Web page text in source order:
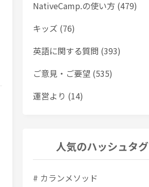
NativeCamp.の使い方 (479)
キッズ (76)
英語に関する質問 (393)
ご意見・ご要望 (535)
運営より (14)
人気のハッシュタグ
# カランメソッド